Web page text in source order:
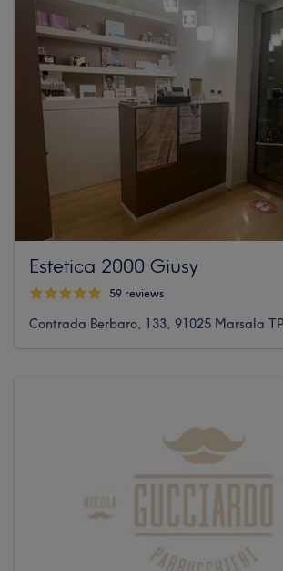
Estetica 2000 Giusy
59 reviews
Contrada Berbaro, 133, 91025 Marsala